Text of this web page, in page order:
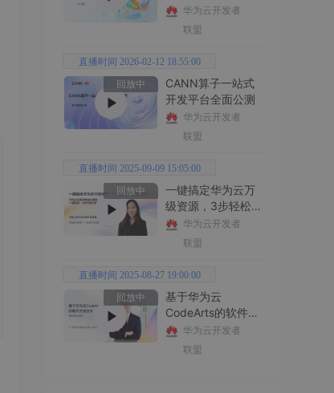
华为云开发者
联盟
直播时间 2026-02-12 18:55:00
回放中
CANN算子一站式
开发平台全面公测
华为云开发者
联盟
直播时间 2025-09-09 15:05:00
回放中
一键搞定华为云万
级资源，3步轻松管
理企业成本
华为云开发者
联盟
直播时间 2025-08-27 19:00:00
回放中
基于华为云
CodeArts的软件开
发技术华为云开发者
联盟